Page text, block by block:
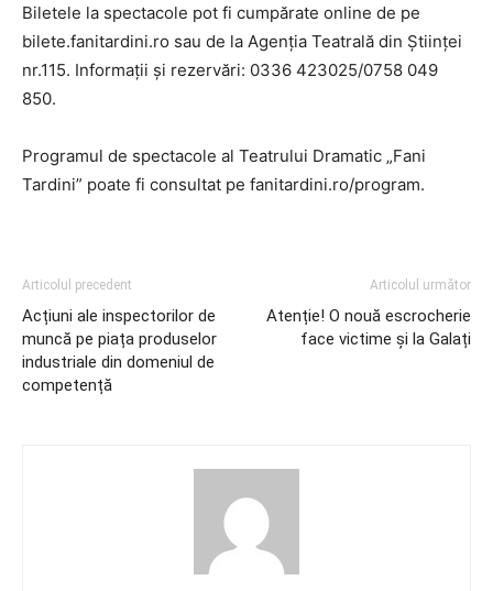
Biletele la spectacole pot fi cumpărate online de pe
bilete.fanitardini.ro sau de la Agenția Teatrală din Științei
nr.115. Informații și rezervări: 0336 423025/0758 049
850.
Programul de spectacole al Teatrului Dramatic „Fani
Tardini” poate fi consultat pe fanitardini.ro/program.
Articolul precedent
Acțiuni ale inspectorilor de
muncă pe piața produselor
industriale din domeniul de
competență
Articolul următor
Atenție! O nouă escrocherie
face victime și la Galați